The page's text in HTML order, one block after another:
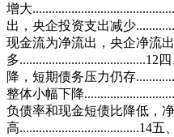
增大
出，央企投资支出减少
现金流为净流出，央企净流
多.......................................12
降，短期债务压力仍存
整体小幅下降
负债率和现金短债比降低，
高.....................................14